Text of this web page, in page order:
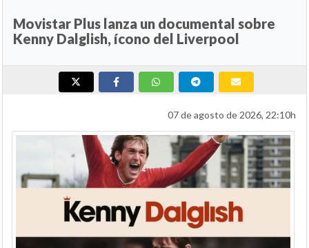
Movistar Plus lanza un documental sobre
Kenny Dalglish, ícono del Liverpool
07 de agosto de 2026, 22:10h